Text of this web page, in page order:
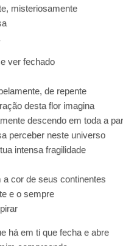
misteriosamente
ver fechado
de repente
desta flor imagina
descendo em toda a
perceber neste universo
intensa fragilidade
cor de seus continentes
e o sempre
há em ti que fecha e abre